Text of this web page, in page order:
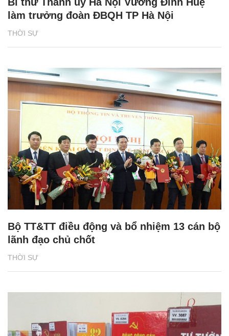
THỜI SỰ
làm trưởng đoàn ĐBQH TP Hà Nội
THỜI SỰ
Bộ TT&TT điều động và bổ nhiệm 13 cán bộ
lãnh đạo chủ chốt